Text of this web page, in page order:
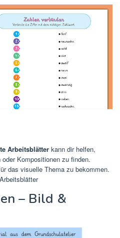
Arbeitsblätter kann dir helfen,
Kompositionen zu finden.
das visuelle Thema zu bekommen.
– Bild &